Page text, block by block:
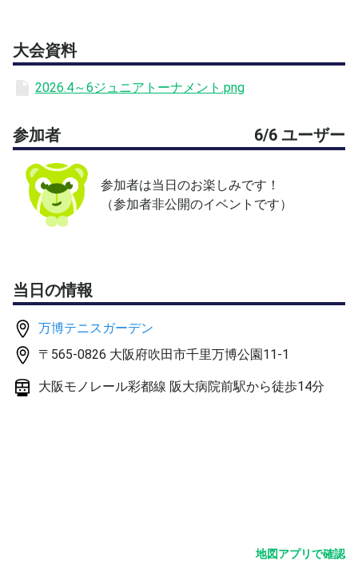
【料金】
練習試合を行い、コート代として1,100円(税込)をいただ
きます。
万博テニスガーデン：TEL 06-6877-3449
大会資料
2026.4～6ジュニアトーナメント.png
参加者 6/6 ユーザー
参加者は当日のお楽しみです！
（参加者非公開のイベントです）
当日の情報
万博テニスガーデン
〒565-0826 大阪府吹田市千里万博公園11-1
大阪モノレール彩都線 阪大病院前駅から徒歩14分
地図アプリで確認